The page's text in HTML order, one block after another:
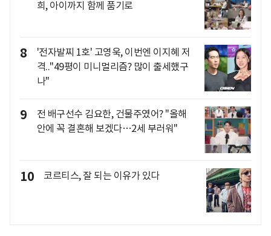
희, 아이까지 함께 품기로
8
'전자발찌 1호' 고영욱, 이번엔 이지혜 저
격.."49평이 미니멀리즘? 많이 출세했구
나"
9
전 배구선수 김요한, 건물주였어? "올해
안에 꼭 결혼해 보겠다…2세 부러워"
10 코르티스, 잘 되는 이유가 있다